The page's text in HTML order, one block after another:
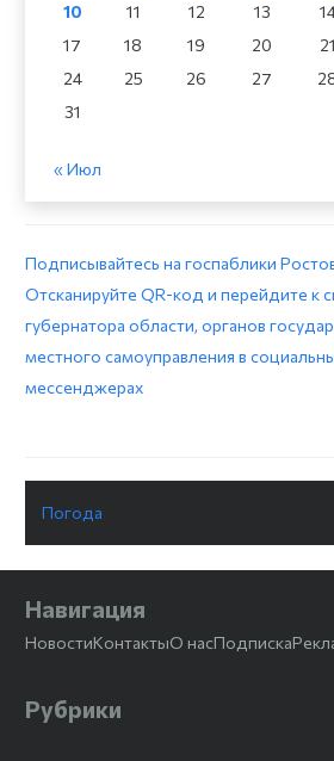
10
11 12 13
17
18 19 20 21
24
25 26 27
31
« Июл
Подписывайтесь на госпаблики
Отсканируйте QR-код и перейдите к
губернатора области, органов
местного самоуправления в
мессенджерах
Погода
Навигация
НовостиКонтактыО насПодписка
Рубрики